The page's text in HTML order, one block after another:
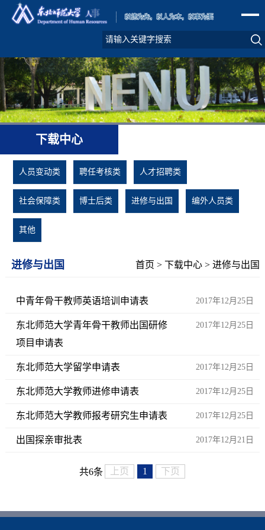
下载中心
人员变动类 聘任考核类 人才招聘类
社会保障类 博士后类 进修与出国 编外人员类
其他
进修与出国 首页 >下载中心 >进修与出国
2017年12月25日
中青年骨干教师英语培训申请表
2017年12月25日
东北师范大学青年骨干教师出国研修
项目申请表
2017年12月25日
东北师范大学留学申请表
2017年12月25日
东北师范大学教师进修申请表
2017年12月25日
东北师范大学教师报考研究生申请表
2017年12月21日
出国探亲审批表
共6条 上页 1 下页